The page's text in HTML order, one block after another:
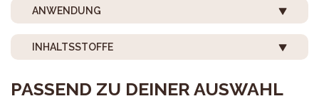
ANWENDUNG
INHALTSSTOFFE
PASSEND ZU DEINER AUSWAHL